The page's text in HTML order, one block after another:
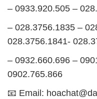
– 0933.920.505 –
– 028.3756.1835 –
028.3756.1841-
– 0932.660.696 –
0902.765.866
📧 Email: